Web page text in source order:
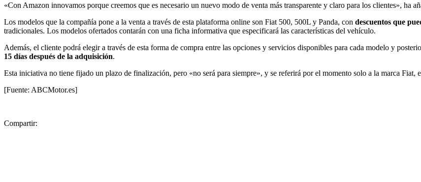
«Con Amazon innovamos porque creemos que es necesario un nuevo modo de venta más transparente y claro para los clientes», ha
Los modelos que la compañía pone a la venta a través de esta plataforma online son Fiat 500, 500L y Panda, con descuentos que
tradicionales. Los modelos ofertados contarán con una ficha informativa que especificará las características del vehículo.
Además, el cliente podrá elegir a través de esta forma de compra entre las opciones y servicios disponibles para cada modelo y
15 días después de la adquisición.
Esta iniciativa no tiene fijado un plazo de finalización, pero «no será para siempre», y se referirá por el momento solo a la marca Fiat,
[Fuente: ABCMotor.es]
Compartir: